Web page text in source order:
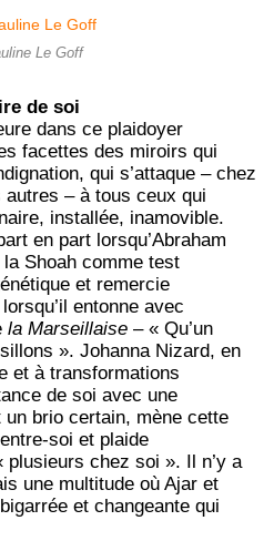
Le Goff
de soi
dans ce plaidoyer
facettes des miroirs qui
qui s’attaque – chez
– à tous ceux qui
installée, inamovible.
en part lorsqu’Abraham
Shoah comme test
et remercie
entonne avec
la Marseillaise – « Qu’un
». Johanna Nizard, en
et à transformations
de soi avec une
brio certain, mène cette
soi et plaide
plusieurs chez soi ». Il n’y a
une multitude où Ajar et
et changeante qui